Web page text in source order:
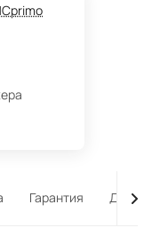
Гарантия